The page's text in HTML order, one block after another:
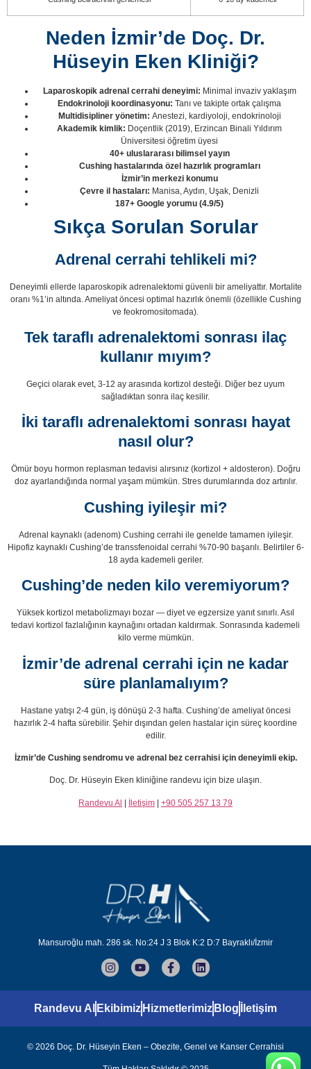
Neden İzmir’de Doç. Dr.
Hüseyin Eken Kliniği?
Laparoskopik adrenal cerrahi deneyimi: Minimal invaziv yaklaşım
Endokrinoloji koordinasyonu: Tanı ve takipte ortak çalışma
Multidisipliner yönetim: Anestezi, kardiyoloji, endokrinoloji
Akademik kimlik: Doçentlik (2019), Erzincan Binali Yıldırım
Üniversitesi öğretim üyesi
40+ uluslararası bilimsel yayın
Cushing hastalarında özel hazırlık programları
İzmir’in merkezi konumu
Çevre il hastaları: Manisa, Aydın, Uşak, Denizli
187+ Google yorumu (4.9/5)
Sıkça Sorulan Sorular
Adrenal cerrahi tehlikeli mi?
Deneyimli ellerde laparoskopik adrenalektomi güvenli bir ameliyattır. Mortalite
oranı %1’in altında. Ameliyat öncesi optimal hazırlık önemli (özellikle Cushing
ve feokromositomada).
Tek taraflı adrenalektomi sonrası ilaç
kullanır mıyım?
Geçici olarak evet, 3-12 ay arasında kortizol desteği. Diğer bez uyum
sağladıktan sonra ilaç kesilir.
İki taraflı adrenalektomi sonrası hayat
nasıl olur?
Ömür boyu hormon replasman tedavisi alırsınız (kortizol + aldosteron). Doğru
doz ayarlandığında normal yaşam mümkün. Stres durumlarında doz artırılır.
Cushing iyileşir mi?
Adrenal kaynaklı (adenom) Cushing cerrahi ile genelde tamamen iyileşir.
Hipofiz kaynaklı Cushing’de transsfenoidal cerrahi %70-90 başarılı. Belirtiler 6-
18 ayda kademeli geriler.
Cushing’de neden kilo veremiyorum?
Yüksek kortizol metabolizmayı bozar — diyet ve egzersize yanıt sınırlı. Asıl
tedavi kortizol fazlalığının kaynağını ortadan kaldırmak. Sonrasında kademeli
kilo verme mümkün.
İzmir’de adrenal cerrahi için ne kadar
süre planlamalıyım?
Hastane yatışı 2-4 gün, iş dönüşü 2-3 hafta. Cushing’de ameliyat öncesi
hazırlık 2-4 hafta sürebilir. Şehir dışından gelen hastalar için süreç koordine
edilir.
İzmir’de Cushing sendromu ve adrenal bez cerrahisi için deneyimli ekip.
Doç. Dr. Hüseyin Eken kliniğine randevu için bize ulaşın.
Randevu Al | İletişim | +90 505 257 13 79
Mansuroğlu mah. 286 sk. No:24 J 3 Blok K:2 D:7 Bayraklı/İzmir
Randevu Al Ekibimiz Hizmetlerimiz Blog İletişim
© 2026 Doç. Dr. Hüseyin Eken – Obezite, Genel ve Kanser Cerrahisi